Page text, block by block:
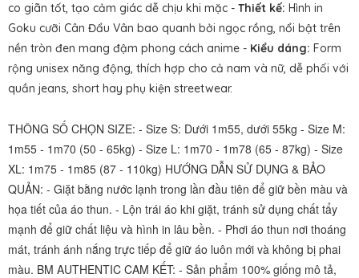
co giãn tốt, tạo cảm giác dễ chịu khi mặc - Thiết kế: Hình in
Goku cưỡi Cân Đẩu Vân bao quanh bởi ngọc rồng, nổi bật trên
nền tròn đen mang đậm phong cách anime - Kiểu dáng: Form
rộng unisex năng động, thích hợp cho cả nam và nữ, dễ phối với
quần jeans, short hay phụ kiện streetwear.
THÔNG SỐ CHỌN SIZE: - Size S: Dưới 1m55, dưới 55kg - Size M:
1m55 - 1m70 (50 - 65kg) - Size L: 1m70 - 1m78 (65 - 87kg) - Size
XL: 1m75 - 1m85 (87 - 110kg) HƯỚNG DẪN SỬ DỤNG & BẢO
QUẢN: - Giặt bằng nước lạnh trong lần đầu tiên để giữ bền màu và
họa tiết của áo thun. - Lộn trái áo khi giặt, tránh sử dụng chất tẩy
mạnh để giữ chất liệu và hình in lâu bền. - Phơi áo thun nơi thoáng
mát, tránh ánh nắng trực tiếp để giữ áo luôn mới và không bị phai
màu. BM AUTHENTIC CAM KẾT: - Sản phẩm 100% giống mô tả,